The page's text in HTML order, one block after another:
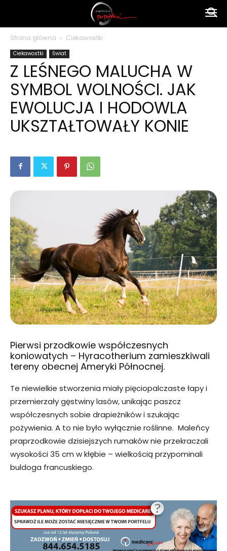
polsku
Strona główna Ciekawostki
Ciekawostki Świat
Z LEŚNEGO MALUCHA W
SYMBOL WOLNOŚCI. JAK
EWOLUCJA I HODOWLA
UKSZTAŁTOWAŁY KONIE
Pierwsi przodkowie współczesnych
koniowatych – Hyracotherium zamieszkiwali
tereny obecnej Ameryki Północnej.
Te niewielkie stworzenia miały pięciopalczaste łapy i
przemierzały gęstwiny lasów, unikając paszcz
współczesnych sobie drapieżników i szukając
pożywienia. A to nie było wyłącznie roślinne. Maleńcy
praprzodkowie dzisiejszych rumaków nie przekraczali
wysokości 35 cm w kłębie – wielkością przypominali
buldoga francuskiego.